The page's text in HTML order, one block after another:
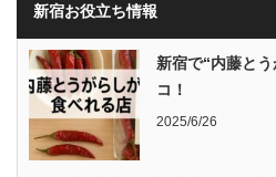
新宿お役立ち情報
新宿で“内藤と
コ！
2025/6/26